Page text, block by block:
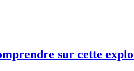
sur cette